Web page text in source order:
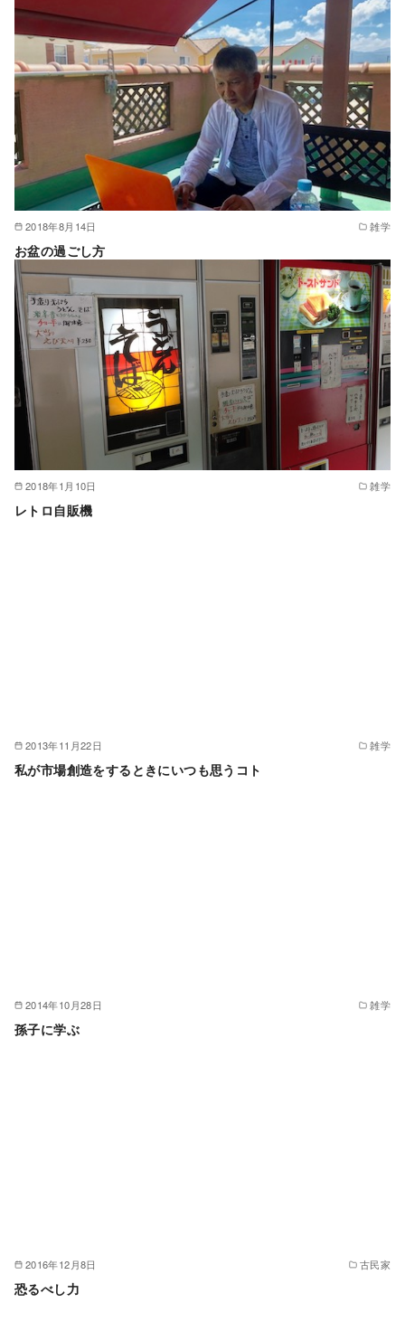
2018年8月14日 雑学
お盆の過ごし方
2018年1月10日 雑学
レトロ自販機
2013年11月22日 雑学
私が市場創造をするときにいつも思うコト
2014年10月28日 雑学
孫子に学ぶ
2016年12月8日 古民家
恐るべし力